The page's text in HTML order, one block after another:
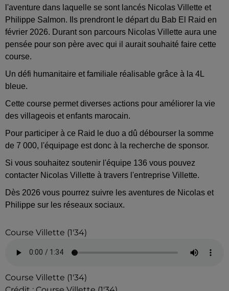
l'aventure dans laquelle se sont lancés Nicolas Villette et
Philippe Salmon. Ils prendront le départ du Bab El Raid en
février 2026. Durant son parcours Nicolas Villette aura une
pensée pour son père avec qui il aurait souhaité faire cette
course.
Un défi humanitaire et familiale réalisable grâce à la 4L
bleue.
Cette course permet diverses actions pour améliorer la vie
des villageois et enfants marocain.
Pour participer à ce Raid le duo a dû débourser la somme
de 7 000, l'équipage est donc à la recherche de sponsor.
Si vous souhaitez soutenir l'équipe 136 vous pouvez
contacter Nicolas Villette à travers l'entreprise Villette.
Dès 2026 vous pourrez suivre les aventures de Nicolas et
Philippe sur les réseaux sociaux.
Course Villette (1'34)
Course Villette (1'34)